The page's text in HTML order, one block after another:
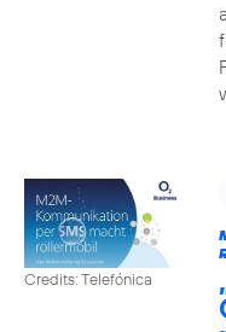
Credits: Telefónica